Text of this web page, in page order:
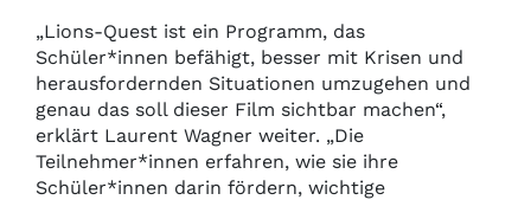
„Lions-Quest ist ein Programm, das
Schüler*innen befähigt, besser mit Krisen und
herausfordernden Situationen umzugehen und
genau das soll dieser Film sichtbar machen“,
erklärt Laurent Wagner weiter. „Die
Teilnehmer*innen erfahren, wie sie ihre
Schüler*innen darin fördern, wichtige